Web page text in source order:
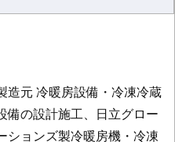
造元 冷暖房設備・冷凍冷蔵
備の設計施工、日立グロー
ションズ製冷暖房機・冷凍